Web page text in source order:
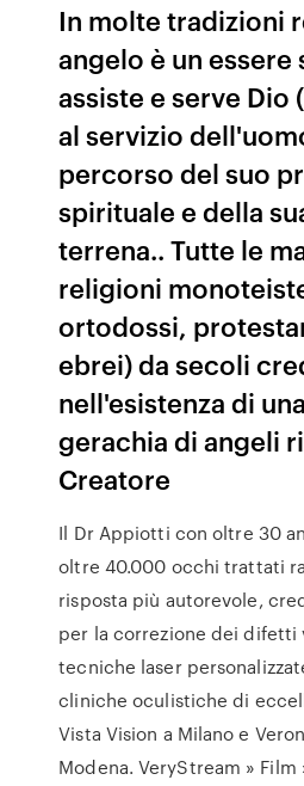
In molte tradizioni
angelo è un
assiste e serve Dio
al servizio
percorso del suo
spirituale e della
terrena.. Tutte le
religioni
ortodossi,
ebrei) da secoli
nell'esistenza di
gerachia di angeli
Creatore
Il Dr Appiotti con oltre 30
oltre 40.000 occhi trattati
risposta più autorevole,
per la correzione dei difetti
tecniche laser
cliniche oculistiche di
Vista Vision a Milano e
Modena. VeryStream » Film